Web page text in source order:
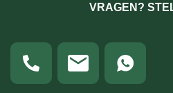
VRAGEN?